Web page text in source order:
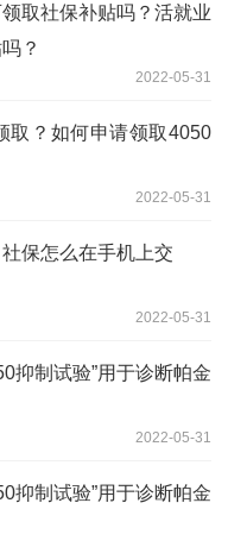
取社保补贴吗？活就业
？
2022-05-31
取？如何申请领取4050
2022-05-31
保怎么在手机上交
2022-05-31
抑制试验”用于诊断帕金
2022-05-31
抑制试验”用于诊断帕金